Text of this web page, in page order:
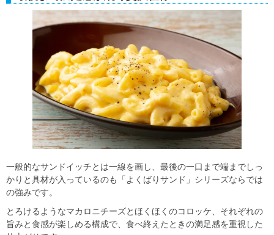
一般的なサンドイッチとは一線を画し、最後の一口まで端までしっ
かりと具材が入っているのも「よくばりサンド」シリーズならでは
の強みです。
とろけるようなマカロニチーズとほくほくのコロッケ、それぞれの
旨みと食感が楽しめる構成で、食べ終えたときの満足感を重視した